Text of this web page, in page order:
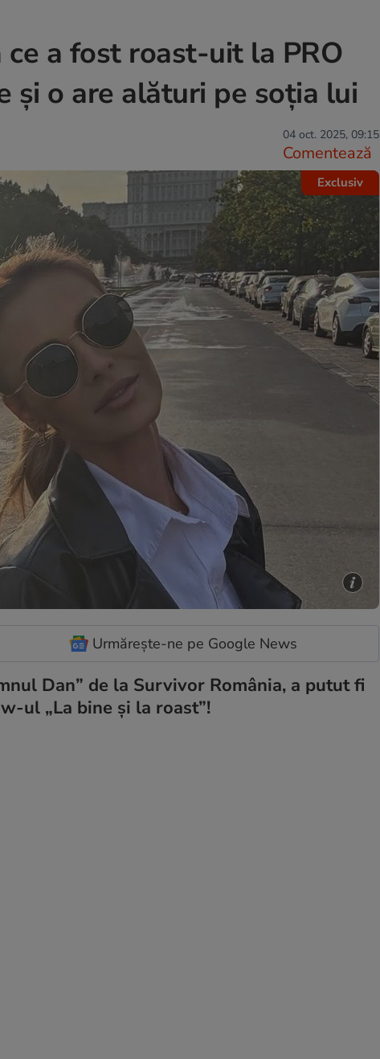
a fost roast-uit la PRO
și o are alături pe soția lui
04 oct. 2025, 09:15
Comentează
Exclusiv
Urmărește-ne pe Google News
Dan” de la Survivor România, a putut fi
ul „La bine și la roast”!